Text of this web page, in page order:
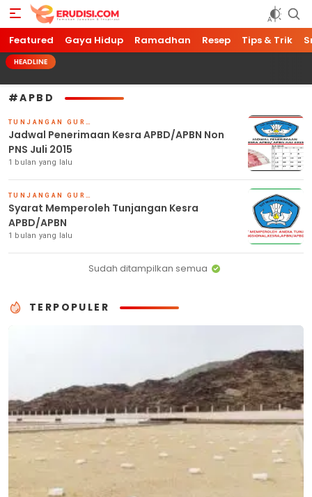
Erudisi
Temukan Jawaban dan Inspirasi
Featured Gaya Hidup Ramadhan Resep Tips & Trik
HEADLINE
#APBD
TUNJANGAN GURU
Jadwal Penerimaan Kesra APBD/APBN Non
PNS Juli 2015
1 bulan yang lalu
TUNJANGAN GURU
Syarat Memperoleh Tunjangan Kesra
APBD/APBN
1 bulan yang lalu
Sudah ditampilkan semua
TERPOPULER